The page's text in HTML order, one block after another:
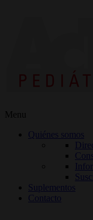
Menu
Quiénes somos
Suplementos
Contacto